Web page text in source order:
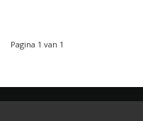
Pagina 1 van 1